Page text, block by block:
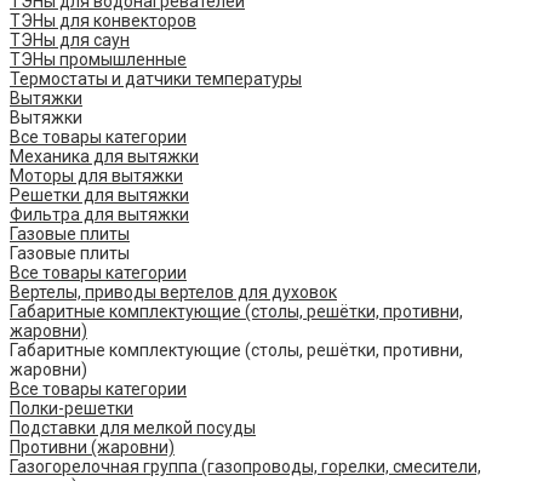
ТЭНы для конвекторов
ТЭНы для саун
ТЭНы промышленные
Термостаты и датчики температуры
Вытяжки
Вытяжки
Все товары категории
Механика для вытяжки
Моторы для вытяжки
Решетки для вытяжки
Фильтра для вытяжки
Газовые плиты
Газовые плиты
Все товары категории
Вертелы, приводы вертелов для духовок
Габаритные комплектующие (столы, решётки, противни,
жаровни)
Габаритные комплектующие (столы, решётки, противни,
жаровни)
Все товары категории
Полки-решетки
Подставки для мелкой посуды
Противни (жаровни)
Газогорелочная группа (газопроводы, горелки, смесители,